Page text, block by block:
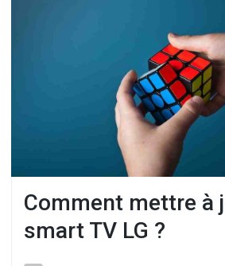
Comment mettre à
smart TV LG ?